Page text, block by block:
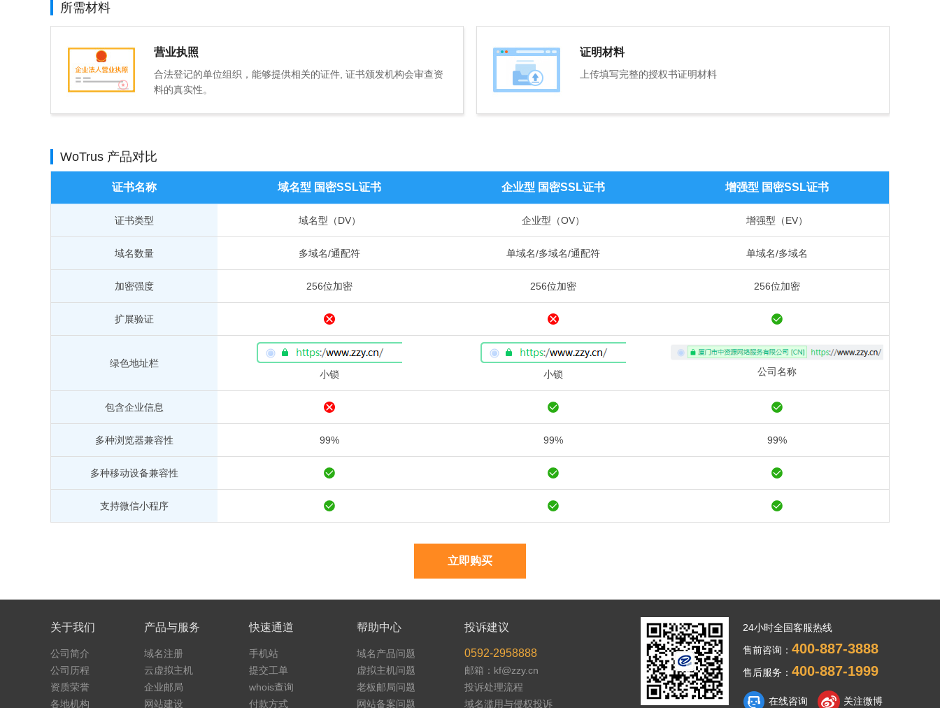
所需材料
营业执照
合法登记的单位组织，能够提供相关的证件, 证书颁发机构会审查资
料的真实性。
证明材料
上传填写完整的授权书证明材料
WoTrus 产品对比
证书名称 域名型 国密SSL证书 企业型 国密SSL证书 增强型 国密SSL证书
证书类型 域名型（DV） 企业型（OV） 增强型（EV）
域名数量 多域名/通配符 单域名/多域名/通配符 单域名/多域名
加密强度 256位加密 256位加密 256位加密
扩展验证
绿色地址栏
小锁
小锁 公司名称
包含企业信息
多种浏览器兼容性 99% 99% 99%
多种移动设备兼容性
支持微信小程序
立即购买
关于我们
公司简介
公司历程
资质荣誉
各地机构
产品与服务
域名注册
云虚拟主机
企业邮局
网站建设
快速通道
手机站
提交工单
whois查询
付款方式
帮助中心
域名产品问题
虚拟主机问题
老板邮局问题
网站备案问题
投诉建议
0592-2958888
邮箱：kf@zzy.cn
投诉处理流程
域名滥用与侵权投诉
24小时全国客服热线
售前咨询： 400-887-3888
售后服务： 400-887-1999
在线咨询 关注微博